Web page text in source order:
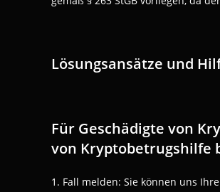
Lösungsansätze und
Für Geschädigte von
von Kryptobetrugshilfe
1. Fall melden: Sie können uns